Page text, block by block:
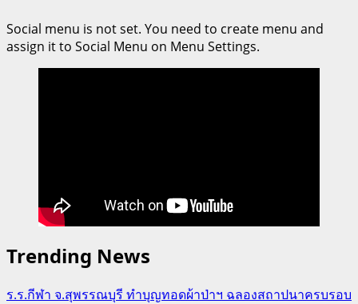
Social menu is not set. You need to create menu and
assign it to Social Menu on Menu Settings.
Trending News
ร.ร.กีฬา จ.สุพรรณบุรี ทำบุญทอดผ้าป่าฯ ฉลองสถาปนาครบรอบ